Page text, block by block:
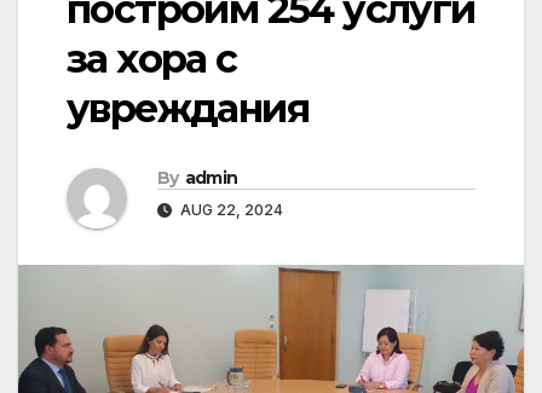
построим 254 услуги
за хора с
увреждания
By admin
AUG 22, 2024